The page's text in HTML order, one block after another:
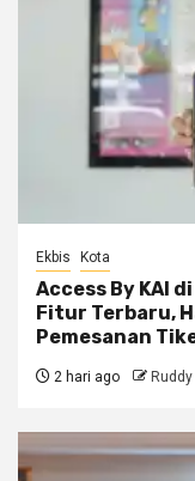
Ekbis Kota
Access By KAI
Fitur Terbaru,
Pemesanan
2 hari ago Ruddy